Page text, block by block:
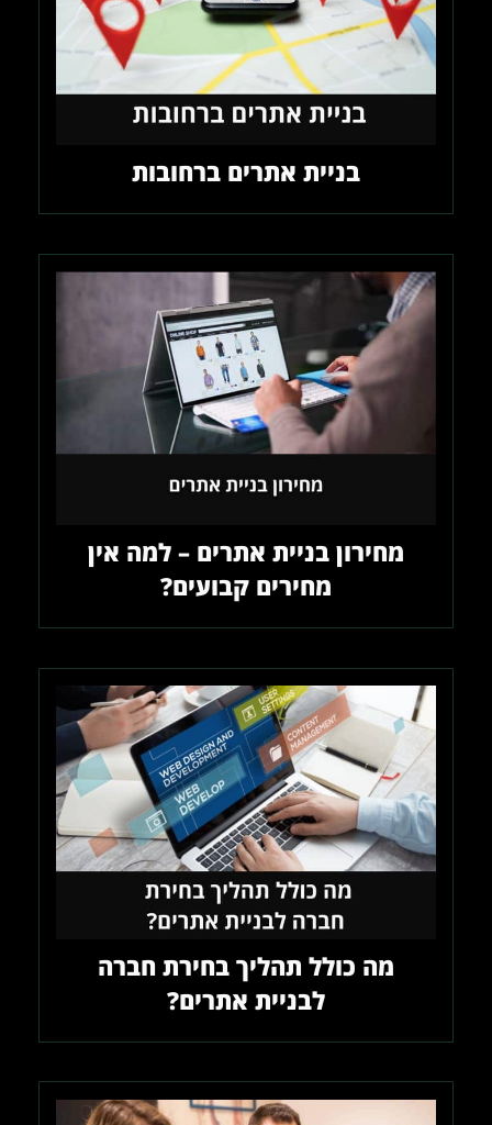
בניית אתרים ברחובות
מחירון בניית אתרים – למה אין
מחירים קבועים?
מה כולל תהליך בחירת חברה
לבניית אתרים?